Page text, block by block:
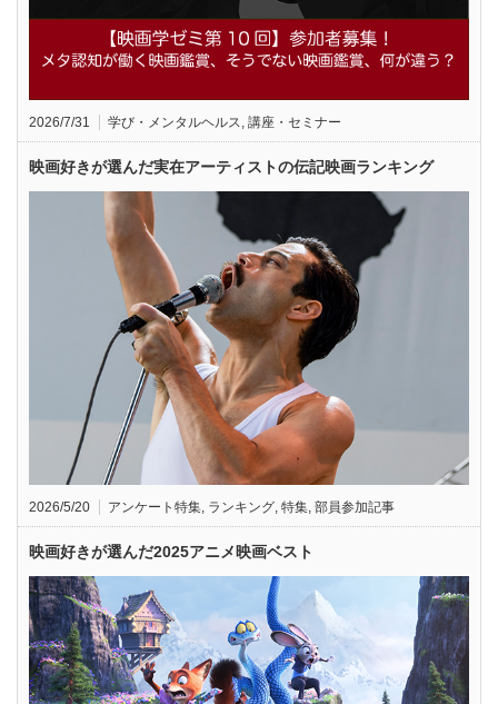
2026/7/31 学び・メンタルヘルス 講座・セミナー
映画好きが選んだ実在アーティストの伝記映画ランキング
2026/5/20 アンケート特集 ランキング 特集 部員参加記事
映画好きが選んだ2025アニメ映画ベスト